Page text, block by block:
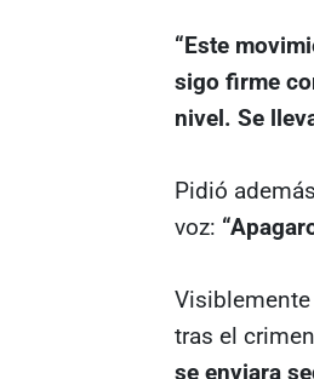
“Este
sigo firme
nivel. Se
Pidió
voz:
Visiblemente
tras el
se enviara